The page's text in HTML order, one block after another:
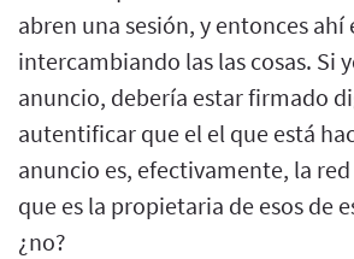
abren una sesión, y entonces ahí
intercambiando las las cosas. Si
anuncio, debería estar firmado
autentificar que el el que está
anuncio es, efectivamente, la
que es la propietaria de esos de
¿no?